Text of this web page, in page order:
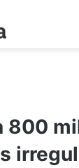
800